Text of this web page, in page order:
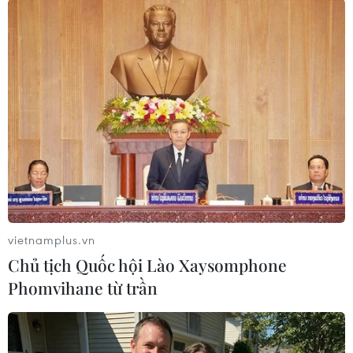
về Lee Sung Jin), "Nam diễn viên chính xuất sắc
nhất" (trao cho tài tử Steven Yeun) và Nữ diễn
viên chính xuất sắc nhất (minh tinh Ali Wong).
Được Telegraph đánh giá là "series hay nhất
năm cho đến nay," tác phẩm có nội dung xoay
quanh cuộc sống của hai người gốc Á là Amy
Lau (Ali Wong thủ vai) và Danny Cho (Steven
Yeun đóng).
đạt thì Danny là nhà thầu chật vật kiếm sống. Cả
hai liên tục trả đũa nhau bằng những tình
huống dở khóc dở cười, khiến cuộc sống của họ
lâm vào bi kịch.
vietnamplus.vn
Chủ tịch Quốc hội Lào Xaysomphone
Phomvihane từ trần